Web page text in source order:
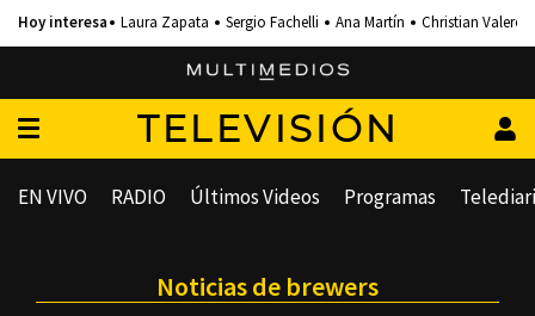
Laura Zapata Sergio Fachelli Ana Martín Christian Valero
TELEVISIÓN
EN VIVO RADIO Últimos Videos Programas
Noticias de brewers